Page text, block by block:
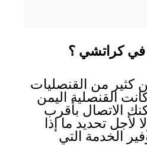
في كراتشي ؟
كثير من القنصليات
القنصلية اليمن
الاتصال بأقرب
لأجل تحديد ما إذا
الخدمة التي